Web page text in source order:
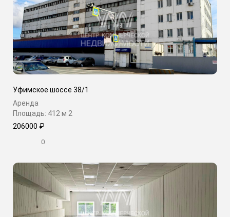
Уфимское шоссе 38/1
Аренда
Площадь: 412 м 2
206000 ₽
0